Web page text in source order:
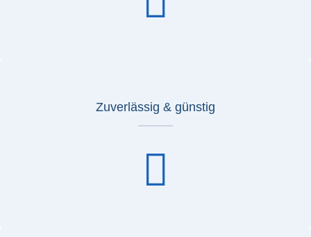
Zuverlässig & günstig